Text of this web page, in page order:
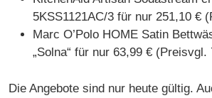
5KSS1121AC/3 für nur 251,10 €
Marc O’Polo HOME Satin
„Solna“ für nur 63,99 € (Preisvgl.
Die Angebote sind nur heute gültig.